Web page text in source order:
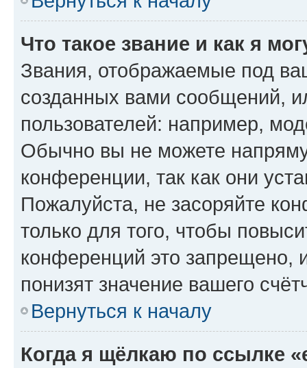
Что такое звание и как я
Звания, отображаемые под
созданных вами сообщений,
пользователей: например,
Обычно вы не можете
конференции, так как они
Пожалуйста, не засоряйте
только для того, чтобы
конференций это запрещено,
понизят значение вашего
Вернуться к началу
Когда я щёлкаю по ссылке